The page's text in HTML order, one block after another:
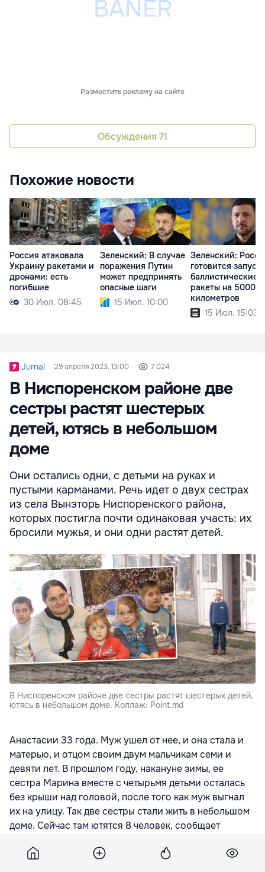
Разместить рекламу на сайте
Обсуждения 71
Похожие новости
Россия атаковала
Украину ракетами и
дронами: есть
погибшие
30 Июл. 08:45
Зеленский: В случае
поражения Путин
может предпринять
опасные шаги
15 Июл. 10:00
Зеленский:
готовится
баллистические
ракеты на 5000
километров
15 Июл. 15:03
Jurnal 29 апреля 2023, 13:00 7 024
В Ниспоренском районе две
сестры растят шестерых
детей, ютясь в небольшом
доме
Они остались одни, с детьми на руках и
пустыми карманами. Речь идет о двух сестрах
из села Вынэторь Ниспоренского района,
которых постигла почти одинаковая участь: их
бросили мужья, и они одни растят детей.
В Ниспоренском районе две сестры растят шестерых детей,
ютясь в небольшом доме. Коллаж: Point.md
Анастасии 33 года. Муж ушел от нее, и она стала и
матерью, и отцом своим двум мальчикам семи и
девяти лет. В прошлом году, накануне зимы, ее
сестра Марина вместе с четырьмя детьми осталась
без крыши над головой, после того как муж выгнал
их на улицу. Так две сестры стали жить в небольшом
доме. Сейчас там ютятся 8 человек, сообщает
В скромном хозяйстве сестер три козы, несколько